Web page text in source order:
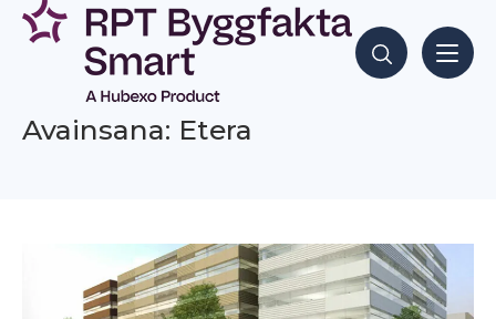
Siirry
sisältöön
Hae sisältöjä
Avainsana: Etera